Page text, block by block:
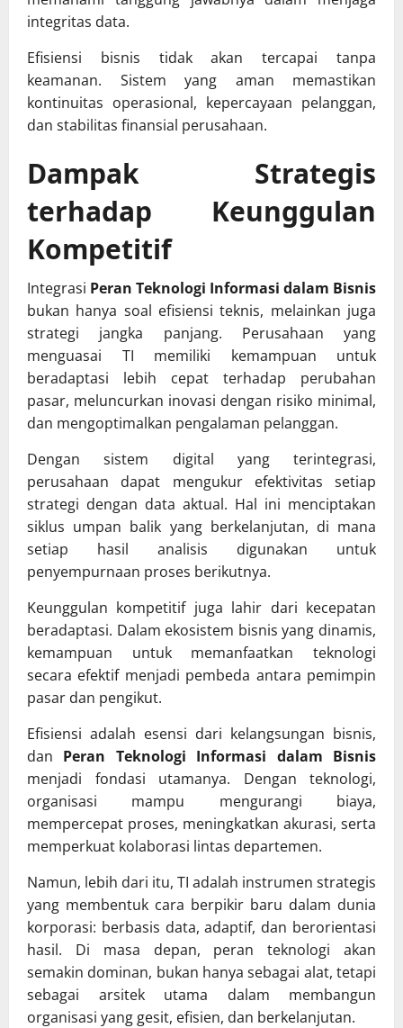
integritas data.
Efisiensi bisnis tidak akan tercapai tanpa
keamanan. Sistem yang aman memastikan
kontinuitas operasional, kepercayaan pelanggan,
dan stabilitas finansial perusahaan.
Dampak Strategis
terhadap Keunggulan
Kompetitif
Integrasi Peran Teknologi Informasi dalam Bisnis
bukan hanya soal efisiensi teknis, melainkan juga
strategi jangka panjang. Perusahaan yang
menguasai TI memiliki kemampuan untuk
beradaptasi lebih cepat terhadap perubahan
pasar, meluncurkan inovasi dengan risiko minimal,
dan mengoptimalkan pengalaman pelanggan.
Dengan sistem digital yang terintegrasi,
perusahaan dapat mengukur efektivitas setiap
strategi dengan data aktual. Hal ini menciptakan
siklus umpan balik yang berkelanjutan, di mana
setiap hasil analisis digunakan untuk
penyempurnaan proses berikutnya.
Keunggulan kompetitif juga lahir dari kecepatan
beradaptasi. Dalam ekosistem bisnis yang dinamis,
kemampuan untuk memanfaatkan teknologi
secara efektif menjadi pembeda antara pemimpin
pasar dan pengikut.
Efisiensi adalah esensi dari kelangsungan bisnis,
dan Peran Teknologi Informasi dalam Bisnis
menjadi fondasi utamanya. Dengan teknologi,
organisasi mampu mengurangi biaya,
mempercepat proses, meningkatkan akurasi, serta
memperkuat kolaborasi lintas departemen.
Namun, lebih dari itu, TI adalah instrumen strategis
yang membentuk cara berpikir baru dalam dunia
korporasi: berbasis data, adaptif, dan berorientasi
hasil. Di masa depan, peran teknologi akan
semakin dominan, bukan hanya sebagai alat, tetapi
sebagai arsitek utama dalam membangun
organisasi yang gesit, efisien, dan berkelanjutan.